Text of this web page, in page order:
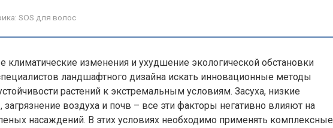
SOS для волос
климатические изменения и ухудшение экологической обстановки
ландшафтного дизайна искать инновационные методы
растений к экстремальным условиям. Засуха, низкие
загрязнение воздуха и почв – все эти факторы негативно влияют на
насаждений. В этих условиях необходимо применять комплексные